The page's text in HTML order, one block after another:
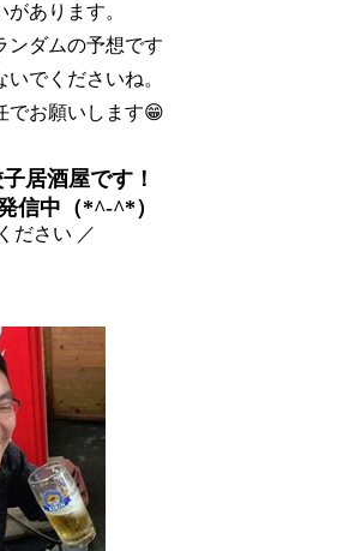
あります。
ンダムの予想です
でくださいね。
でお願いします😁
居酒屋です！
信中（*^-^*）
ださい ／